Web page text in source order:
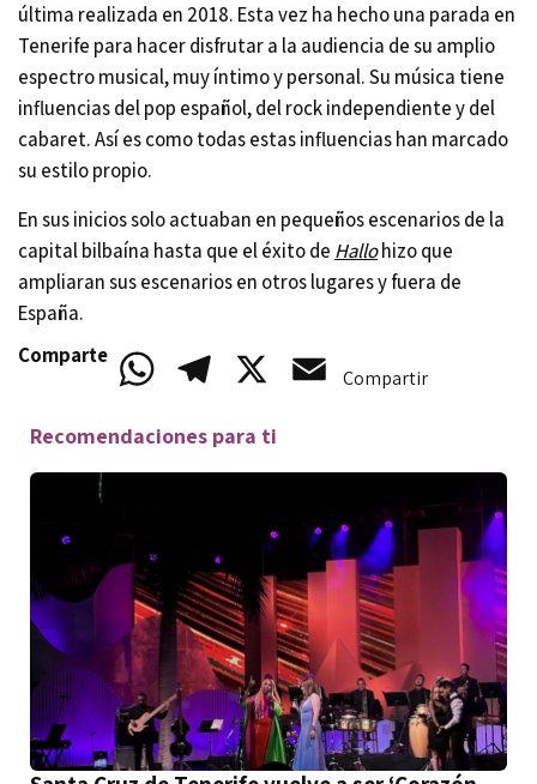
última realizada en 2018. Esta vez ha hecho una parada en
Tenerife para hacer disfrutar a la audiencia de su amplio
espectro musical, muy íntimo y personal. Su música tiene
influencias del pop español, del rock independiente y del
cabaret. Así es como todas estas influencias han marcado
su estilo propio.
En sus inicios solo actuaban en pequeños escenarios de la
capital bilbaína hasta que el éxito de Hallohizo que
ampliaran sus escenarios en otros lugares y fuera de
España.
Comparte
WhatsAppTelegram Email
Compartir
Recomendaciones para ti